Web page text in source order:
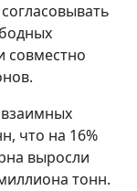
совместно
что на 16%
выросли
тонн.